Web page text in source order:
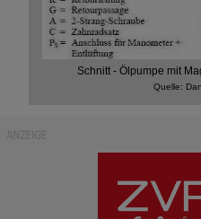
Schnitt - Ölpumpe mit
Quelle: